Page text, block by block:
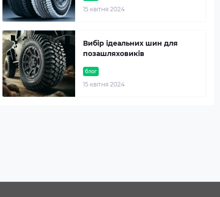
15 квітня 2024
блог
15 квітня 2024
Вибір ідеальних шин для
позашляховиків